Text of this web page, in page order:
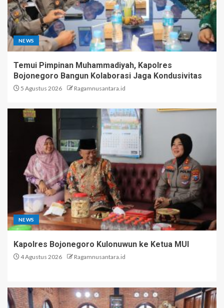
NEWS
Temui Pimpinan Muhammadiyah, Kapolres
Bojonegoro Bangun Kolaborasi Jaga Kondusivitas
5 Agustus 2026 Ragamnusantara.id
NEWS
Kapolres Bojonegoro Kulonuwun ke Ketua MUI
4 Agustus 2026 Ragamnusantara.id